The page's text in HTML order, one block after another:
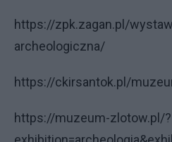
https://zpk.zagan.pl/
archeologiczna/
https://ckirsantok.pl/
https://muzeum-zlotow.pl/?